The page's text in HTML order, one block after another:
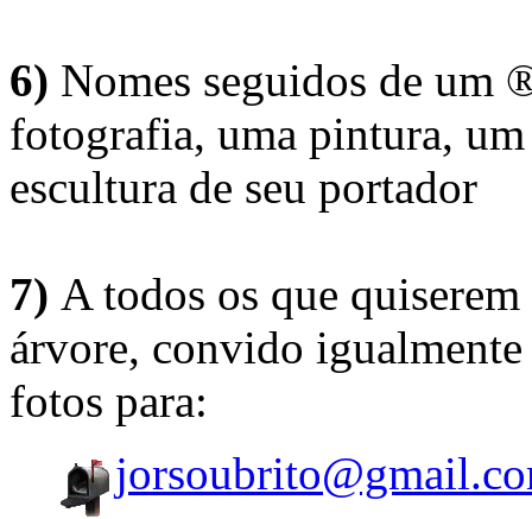
6) Nomes seguidos de um
fotografia, uma pintura,
escultura de seu portador
7) A todos os que
árvore, convido
fotos para: